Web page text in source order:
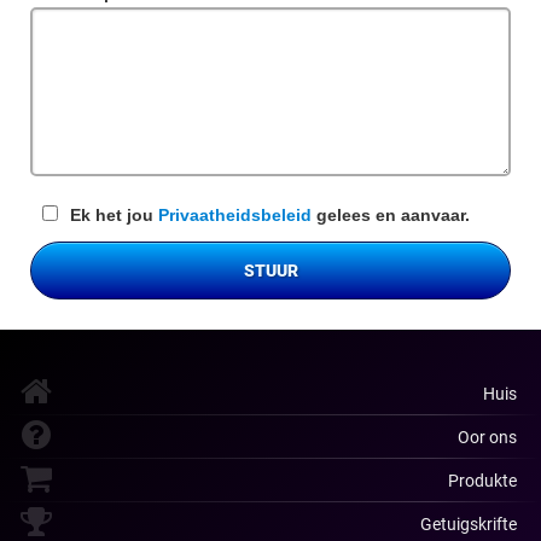
veld
Ek het jou Privaatheidsbeleid gelees en aanvaar.
STUUR
Huis
Oor ons
Produkte
Getuigskrifte